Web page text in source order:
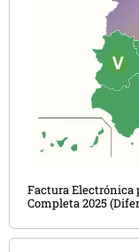
Factura Electrónica
Completa 2025